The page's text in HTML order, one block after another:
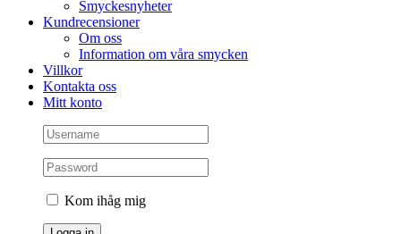
Smyckesnyheter
Kundrecensioner
Om oss
Information om våra smycken
Villkor
Kontakta oss
Mitt konto
Kom ihåg mig